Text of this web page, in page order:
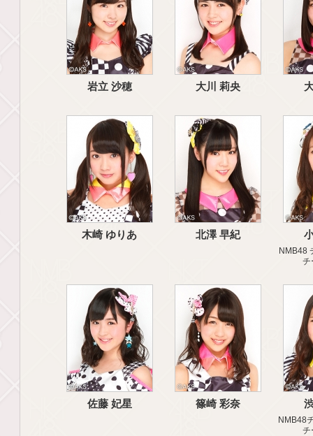
岩立 沙穂 大川 莉央
木崎 ゆりあ 北澤 早紀
NMB48
チ
佐藤 妃星 篠崎 彩奈
NMB48
チ